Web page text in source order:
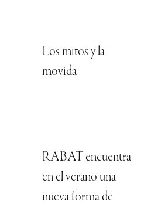
Los mitos y la
movida
RABAT encuentra
en el verano una
nueva forma de